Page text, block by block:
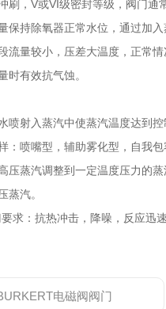
，V或VI级密封等级，阀门通
持除氧器正常水位，通过加入
量较小，压差大温度，正常情
有效抗气蚀。
射入蒸汽中使蒸汽温度达到控
喷嘴型，辅助雾化型，自我包
蒸汽调整到一定温度压力的蒸
汽。
求：抗热冲击，降噪，反应迅速
电磁阀阀门